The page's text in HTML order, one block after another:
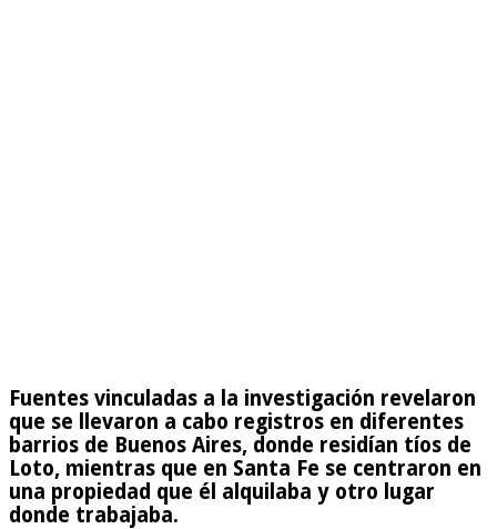
Fuentes vinculadas a la investigación revelaron
que se llevaron a cabo registros en diferentes
barrios de Buenos Aires, donde residían tíos de
Loto, mientras que en Santa Fe se centraron en
una propiedad que él alquilaba y otro lugar
donde trabajaba.